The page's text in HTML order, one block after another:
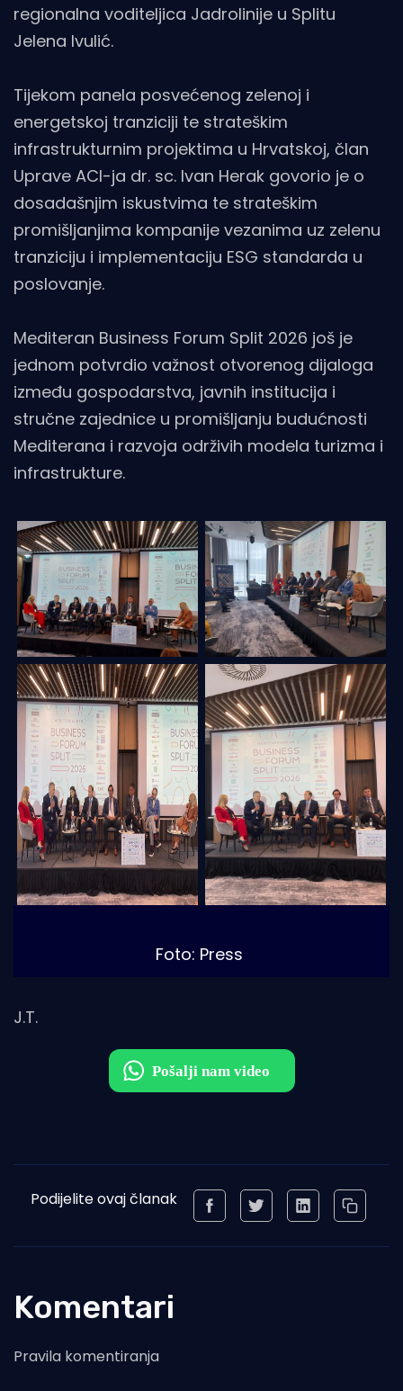
regionalna voditeljica Jadrolinije u Splitu
Jelena Ivulić.
Tijekom panela posvećenog zelenoj i
energetskoj tranziciji te strateškim
infrastrukturnim projektima u Hrvatskoj, član
Uprave ACI-ja dr. sc. Ivan Herak govorio je o
dosadašnjim iskustvima te strateškim
promišljanjima kompanije vezanima uz zelenu
tranziciju i implementaciju ESG standarda u
poslovanje.
Mediteran Business Forum Split 2026 još je
jednom potvrdio važnost otvorenog dijaloga
između gospodarstva, javnih institucija i
stručne zajednice u promišljanju budućnosti
Mediterana i razvoja održivih modela turizma i
infrastrukture.
Foto: Press
J.T.
Podijelite ovaj članak
Komentari
Pravila komentiranja